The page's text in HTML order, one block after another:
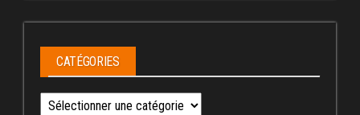
CATÉGORIES
Catégories